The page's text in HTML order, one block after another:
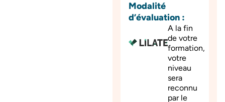
Modalité
d’évaluation :
A la fin
de votre
formation,
votre
niveau
sera
reconnu
par le